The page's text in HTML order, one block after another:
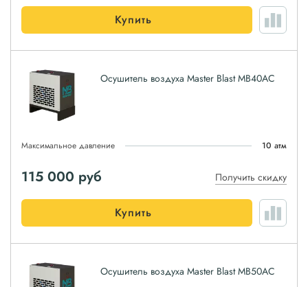
Купить
Осушитель воздуха Master Blast MB40AC
Максимальное давление 10 атм
115 000 руб Получить скидку
Купить
Осушитель воздуха Master Blast MB50AC